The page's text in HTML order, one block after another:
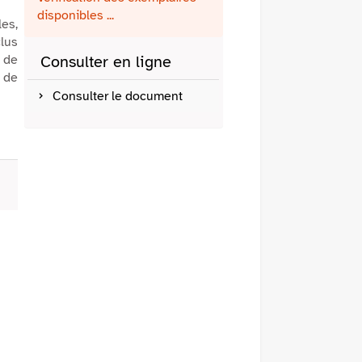
disponibles ...
Consulter en ligne
Consulter le document